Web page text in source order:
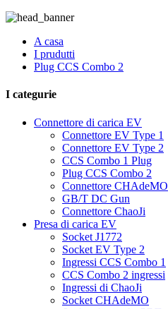
A casa
I prudutti
Plug CCS Combo 2
I categurie
Connettore di carica EV
Connettore EV Type 1
Connettore EV Type 2
CCS Combo 1 Plug
Plug CCS Combo 2
Connettore CHAdeMO
GB/T DC Gun
Connettore ChaoJi
Presa di carica EV
Socket J1772
Socket EV Type 2
Ingressi CCS Combo 1
CCS Combo 2 ingressi
Ingressi di ChaoJi
Socket CHAdeMO